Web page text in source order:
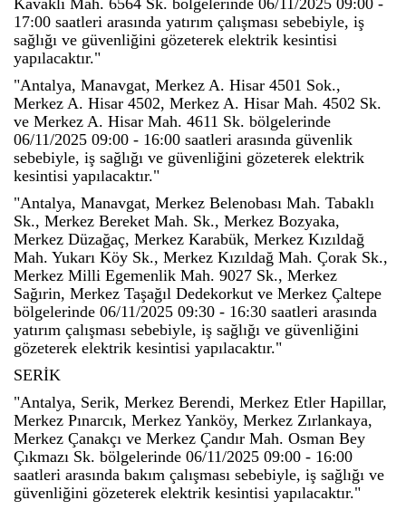
Kavaklı Mah. 6564 Sk. bölgelerinde 06/11/2025 09:00 -
17:00 saatleri arasında yatırım çalışması sebebiyle, iş
sağlığı ve güvenliğini gözeterek elektrik kesintisi
yapılacaktır."
"Antalya, Manavgat, Merkez A. Hisar 4501 Sok.,
Merkez A. Hisar 4502, Merkez A. Hisar Mah. 4502 Sk.
ve Merkez A. Hisar Mah. 4611 Sk. bölgelerinde
06/11/2025 09:00 - 16:00 saatleri arasında güvenlik
sebebiyle, iş sağlığı ve güvenliğini gözeterek elektrik
kesintisi yapılacaktır."
"Antalya, Manavgat, Merkez Belenobası Mah. Tabaklı
Sk., Merkez Bereket Mah. Sk., Merkez Bozyaka,
Merkez Düzağaç, Merkez Karabük, Merkez Kızıldağ
Mah. Yukarı Köy Sk., Merkez Kızıldağ Mah. Çorak Sk.,
Merkez Milli Egemenlik Mah. 9027 Sk., Merkez
Sağırin, Merkez Taşağıl Dedekorkut ve Merkez Çaltepe
bölgelerinde 06/11/2025 09:30 - 16:30 saatleri arasında
yatırım çalışması sebebiyle, iş sağlığı ve güvenliğini
gözeterek elektrik kesintisi yapılacaktır."
SERİK
"Antalya, Serik, Merkez Berendi, Merkez Etler Hapillar,
Merkez Pınarcık, Merkez Yanköy, Merkez Zırlankaya,
Merkez Çanakçı ve Merkez Çandır Mah. Osman Bey
Çıkmazı Sk. bölgelerinde 06/11/2025 09:00 - 16:00
saatleri arasında bakım çalışması sebebiyle, iş sağlığı ve
güvenliğini gözeterek elektrik kesintisi yapılacaktır."